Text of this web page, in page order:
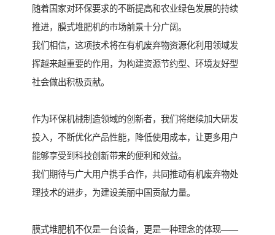
随着国家对环保要求的不断提高和农业绿色发展的持续
推进，膜式堆肥机的市场前景十分广阔。
我们相信，这项技术将在有机废弃物资源化利用领域发
挥越来越重要的作用，为构建资源节约型、环境友好型
社会做出积极贡献。
作为环保机械制造领域的创新者，我们将继续加大研发
投入，不断优化产品性能，降低使用成本，让更多用户
能够享受到科技创新带来的便利和效益。
我们期待与广大用户携手合作，共同推动有机废弃物处
理技术的进步，为建设美丽中国贡献力量。
膜式堆肥机不仅是一台设备，更是一种理念的体现——